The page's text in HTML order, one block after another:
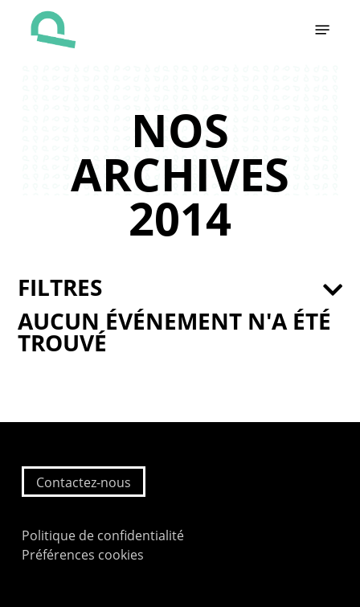
NOS
ARCHIVES
2014
AUCUN ÉVÉNEMENT N'A ÉTÉ
TROUVÉ
FILTRES
Contactez-nous
Politique de confidentialité
Préférences cookies